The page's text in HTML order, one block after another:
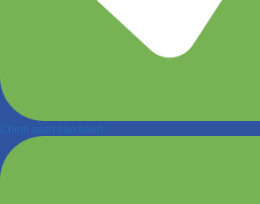
Chính sách bảo hành